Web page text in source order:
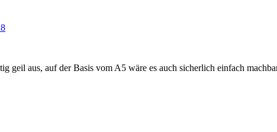
geil aus, auf der Basis vom A5 wäre es auch sicherlich einfach